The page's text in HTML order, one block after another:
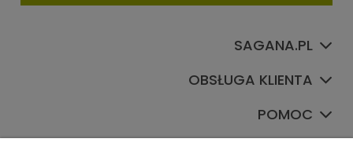
SAGANA.PL
OBSŁUGA KLIENTA
POMOC